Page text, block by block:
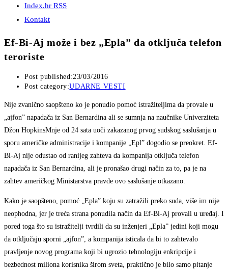
Index.hr RSS
Kontakt
Ef-Bi-Aj može i bez „Epla” da otključa telefon
teroriste
Post published:23/03/2016
Post category:UDARNE VESTI
Nije zvanično saopšteno ko je ponudio pomoć istražiteljima da provale u
„ajfon” napadača iz San Bernardina ali se sumnja na naučnike Univerziteta
Džon HopkinsMnje od 24 sata uoči zakazanog prvog sudskog saslušanja u
sporu američke administracije i kompanije „Epl” dogodio se preokret. Ef-
Bi-Aj nije odustao od ranijeg zahteva da kompanija otključa telefon
napadača iz San Bernardina, ali je pronašao drugi način za to, pa je na
zahtev američkog Ministarstva pravde ovo saslušanje otkazano.
Kako je saopšteno, pomoć „Epla” koju su zatražili preko suda, više im nije
neophodna, jer je treća strana ponudila način da Ef-Bi-Aj provali u uređaj. I
pored toga što su istražitelji tvrdili da su inženjeri „Epla” jedini koji mogu
da otključaju sporni „ajfon”, a kompanija isticala da bi to zahtevalo
pravljenje novog programa koji bi ugrozio tehnologiju enkripcije i
bezbednost miliona korisnika širom sveta, praktično je bilo samo pitanje